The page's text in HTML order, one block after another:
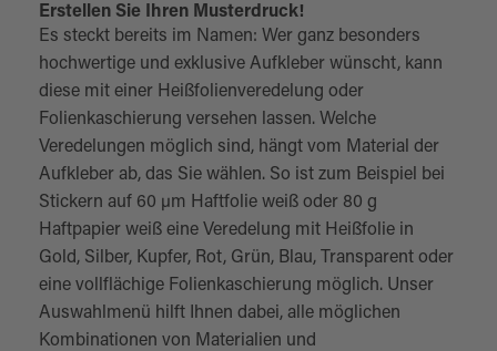
Erstellen Sie Ihren Musterdruck!
Es steckt bereits im Namen: Wer ganz besonders
hochwertige und exklusive Aufkleber wünscht, kann
diese mit einer Heißfolienveredelung oder
Folienkaschierung versehen lassen. Welche
Veredelungen möglich sind, hängt vom Material der
Aufkleber ab, das Sie wählen. So ist zum Beispiel bei
Stickern auf 60 µm Haftfolie weiß oder 80 g
Haftpapier weiß eine Veredelung mit Heißfolie in
Gold, Silber, Kupfer, Rot, Grün, Blau, Transparent oder
eine vollflächige Folienkaschierung möglich. Unser
Auswahlmenü hilft Ihnen dabei, alle möglichen
Kombinationen von Materialien und